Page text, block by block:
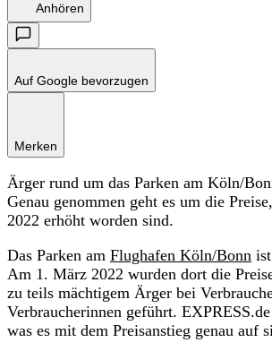
Anhören
Auf Google bevorzugen
Merken
Ärger rund um das Parken am Köln/
Genau genommen geht es um die
2022 erhöht worden sind.
Das Parken am Flughafen Köln/Bonn
Am 1. März 2022 wurden dort die
zu teils mächtigem Ärger bei
Verbraucherinnen geführt.
was es mit dem Preisanstieg genau auf